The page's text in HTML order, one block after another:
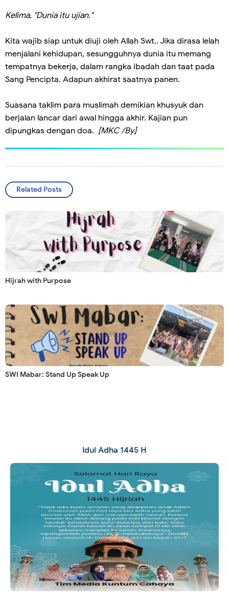
Kelima, "Dunia itu ujian."
Kita wajib siap untuk diuji oleh Allah Swt.. Jika dirasa lelah
menjalani kehidupan, sesungguhnya dunia itu memang
tempatnya bekerja, dalam rangka ibadah dan taat pada
Sang Pencipta. Adapun akhirat saatnya panen.
Suasana taklim para muslimah demikian khusyuk dan
berjalan lancar dari awal hingga akhir. Kajian pun
dipungkas dengan doa. [MKC /By]
Related Posts
Hijrah with Purpose
SWI Mabar: Stand Up Speak Up
Idul Adha 1445 H